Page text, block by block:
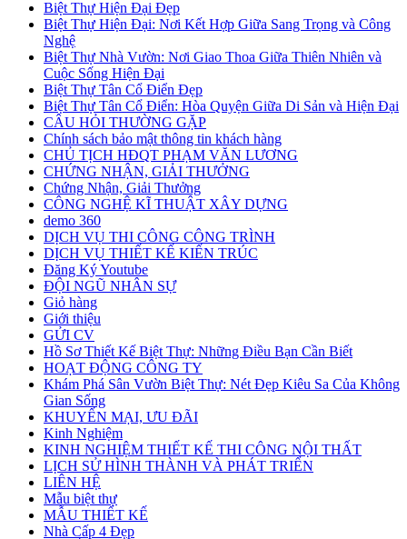
Biệt Thự Hiện Đại Đẹp
Biệt Thự Hiện Đại: Nơi Kết Hợp Giữa Sang Trọng và Công
Nghệ
Biệt Thự Nhà Vườn: Nơi Giao Thoa Giữa Thiên Nhiên và
Cuộc Sống Hiện Đại
Biệt Thự Tân Cổ Điển Đẹp
Biệt Thự Tân Cổ Điển: Hòa Quyện Giữa Di Sản và Hiện Đại
CÂU HỎI THƯỜNG GẶP
Chính sách bảo mật thông tin khách hàng
CHỦ TỊCH HĐQT PHẠM VĂN LƯƠNG
CHỨNG NHẬN, GIẢI THƯỞNG
Chứng Nhận, Giải Thưởng
CÔNG NGHỆ KĨ THUẬT XÂY DỰNG
demo 360
DỊCH VỤ THI CÔNG CÔNG TRÌNH
DỊCH VỤ THIẾT KẾ KIẾN TRÚC
Đăng Ký Youtube
ĐỘI NGŨ NHÂN SỰ
Giỏ hàng
Giới thiệu
GỬI CV
Hồ Sơ Thiết Kế Biệt Thự: Những Điều Bạn Cần Biết
HOẠT ĐỘNG CÔNG TY
Khám Phá Sân Vườn Biệt Thự: Nét Đẹp Kiêu Sa Của Không
Gian Sống
KHUYẾN MẠI, ƯU ĐÃI
Kinh Nghiệm
KINH NGHIỆM THIẾT KẾ THI CÔNG NỘI THẤT
LỊCH SỬ HÌNH THÀNH VÀ PHÁT TRIỂN
LIÊN HỆ
Mẫu biệt thự
MẪU THIẾT KẾ
Nhà Cấp 4 Đẹp